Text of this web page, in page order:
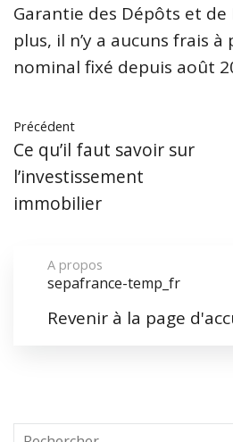
Garantie des Dépôts et de
plus, il n’y a aucuns frais
nominal fixé depuis août
Précédent
Ce qu’il faut savoir sur
l’investissement
immobilier
A propos
sepafrance-temp_fr
Revenir à la page